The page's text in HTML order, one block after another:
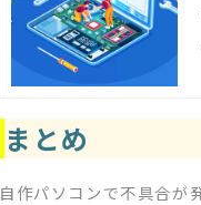
まとめ
自作パソコンで不具合が